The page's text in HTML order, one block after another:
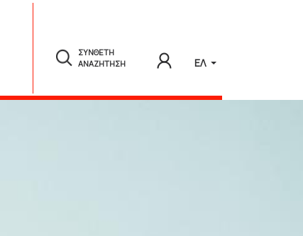
ΣΥΝΘΕΤΗ
ΑΝΑΖΗΤΗΣΗ
ΕΛ